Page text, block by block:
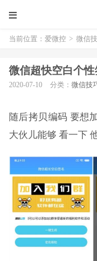
当前位置： 爱微控 > 微信
微信超快空白个
2020-07-10 分类： 微信技
随后拷贝编码 要想
大伙儿能够 看一下